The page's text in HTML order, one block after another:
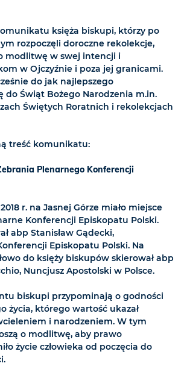
księża biskupi, którzy po
rozpoczęli doroczne rekolekcje,
modlitwę w swej intencji i
w Ojczyźnie i poza jej granicami.
do jak najlepszego
do Świąt Bożego Narodzenia m.in.
Świętych Roratnich i rekolekcjach
treść komunikatu:
Plenarnego Konferencji
r. na Jasnej Górze miało miejsce
Konferencji Episkopatu Polski.
abp Stanisław Gądecki,
Episkopatu Polski. Na
do księży biskupów skierował abp
Nuncjusz Apostolski w Polsce.
biskupi przypominają o godności
życia, którego wartość ukazał
i narodzeniem. W tym
o modlitwę, aby prawo
życie człowieka od poczęcia do